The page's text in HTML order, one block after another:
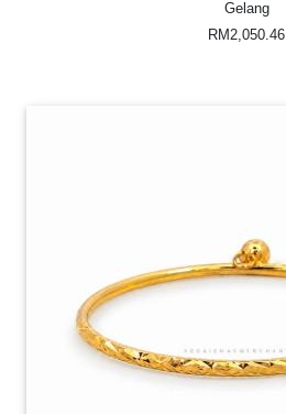
Gelang
RM2,050.46